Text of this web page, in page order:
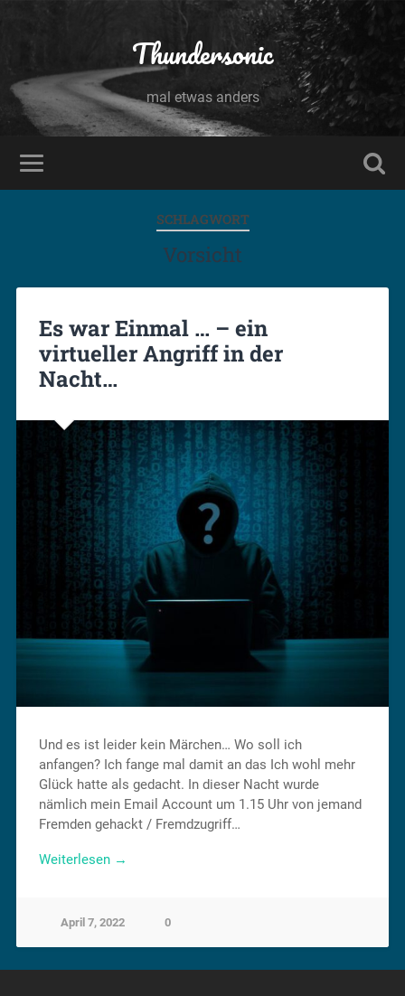
Thundersonic
mal etwas anders
SCHLAGWORT
Vorsicht
Es war Einmal … – ein
virtueller Angriff in der
Nacht…
Und es ist leider kein Märchen… Wo soll ich
anfangen? Ich fange mal damit an das Ich wohl mehr
Glück hatte als gedacht. In dieser Nacht wurde
nämlich mein Email Account um 1.15 Uhr von jemand
Fremden gehackt / Fremdzugriff…
Weiterlesen →
April 7, 2022 0